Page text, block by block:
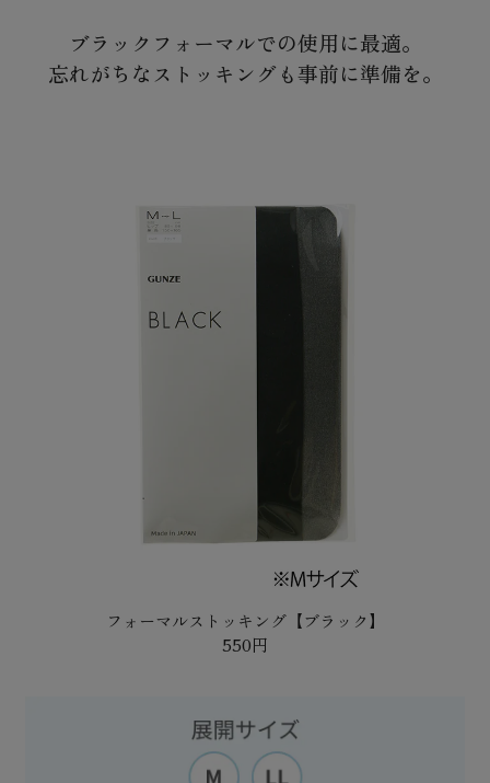
ブラックフォーマルでの使用に最適。
忘れがちなストッキングも事前に準備を。
フォーマルストッキング【ブラック】
550円